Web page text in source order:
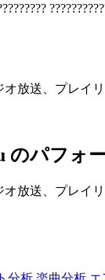
放送、プレイ
のパフォ
放送、プレイ